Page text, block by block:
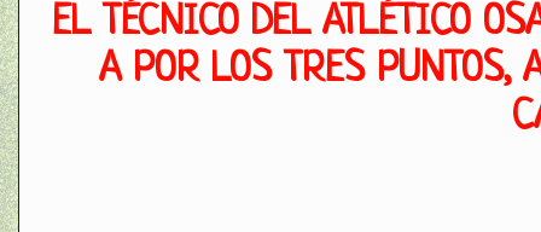
EL TÉCNICO DEL ATLÉTICO
A POR LOS TRES PUNTOS,